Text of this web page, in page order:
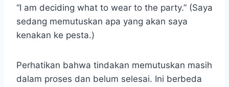
“I am deciding what to wear to the party.” (Saya
sedang memutuskan apa yang akan saya
kenakan ke pesta.)
Perhatikan bahwa tindakan memutuskan masih
dalam proses dan belum selesai. Ini berbeda